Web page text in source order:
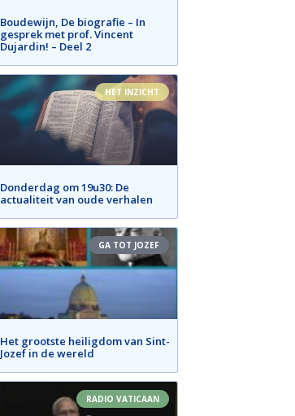
Boudewijn, De biografie – In
gesprek met prof. Vincent
Dujardin! – Deel 2
HET INZICHT
Donderdag om 19u30: De
actualiteit van oude verhalen
GA TOT JOZEF
Het grootste heiligdom van Sint-
Jozef in de wereld
RADIO VATICAAN